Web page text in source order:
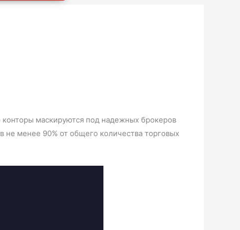
маскируются под надежных брокеров
менее 90% от общего количества торговых